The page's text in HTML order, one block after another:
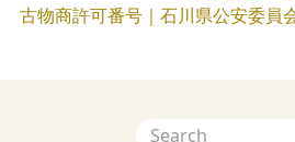
古物商許可番号｜石川県公安委員